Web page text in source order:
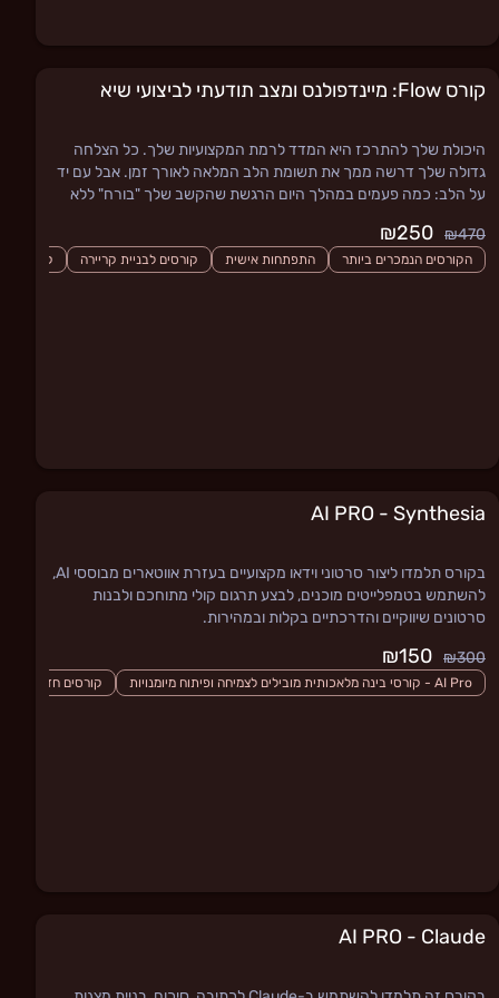
קורס Flow: מיינדפולנס ומצב תודעתי לביצועי שיא
היכולת שלך להתרכז היא המדד לרמת המקצועיות שלך. כל הצלחה
גדולה שלך דרשה ממך את תשומת הלב המלאה לאורך זמן. אבל עם יד
על הלב: כמה פעמים במהלך היום הרגשת שהקשב שלך "בורח" ללא
₪470
הקורסים הנמכרים ביותר התפתחות אישית קורסים לבניית קריירה קורסים
AI PRO - Synthesia
בקורס תלמדו ליצור סרטוני וידאו מקצועיים בעזרת אווטארים מבוססי AI,
להשתמש בטמפלייטים מוכנים, לבצע תרגום קולי מתוחכם ולבנות
סרטונים שיווקיים והדרכתיים בקלות ובמהירות.
₪300
AI Pro - קורסי בינה מלאכותית מובילים לצמיחה ופיתוח מיומנויות קורסים חדשים
AI PRO - Claude